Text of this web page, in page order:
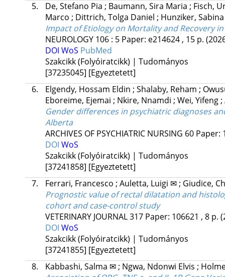
5.
De, Stefano Pia ; Baumann, Sira Maria ; Fisch,
Marco ; Dittrich, Tolga Daniel ; Hunziker,
Impact of Etiology on Mortality and Recovery
NEUROLOGY 106: 5 Paper: e214624 , 15 p.
DOI WoS PubMed
Szakcikk (Folyóiratcikk) | Tudományos
[37235045] [Egyeztetett]
6.
Elgendy, Hossam Eldin ; Shalaby, Reham ;
Eboreime, Ejemai ; Nkire, Nnamdi ; Wei, Yifeng;
Gender differences in psychiatric diagnoses
Alberta
ARCHIVES OF PSYCHIATRIC NURSING 60 Paper:
DOI WoS
Szakcikk (Folyóiratcikk) | Tudományos
[37241858] [Egyeztetett]
7.
Ferrari, Francesco ; Auletta, Luigi ✉; Giudice,
Prognostic value of rectal dilatation and
cohort and case-control study
VETERINARY JOURNAL317 Paper: 106621 , 8 p.
DOI WoS
Szakcikk (Folyóiratcikk) | Tudományos
[37241855] [Egyeztetett]
8.
Kabbashi, Salma ✉; Ngwa, Ndonwi Elvis ;